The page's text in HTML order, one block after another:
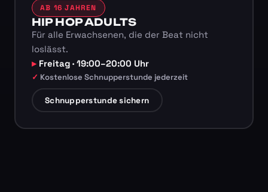
AB 16 JAHREN
HIP HOP ADULTS
Für alle Erwachsenen, die der Beat nicht
loslässt.
Freitag · 19:00–20:00 Uhr
Kostenlose Schnupperstunde jederzeit
Schnupperstunde sichern